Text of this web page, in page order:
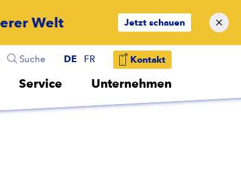
Jetzt schauen
Suche DE FR Kontakt
Service Unternehmen